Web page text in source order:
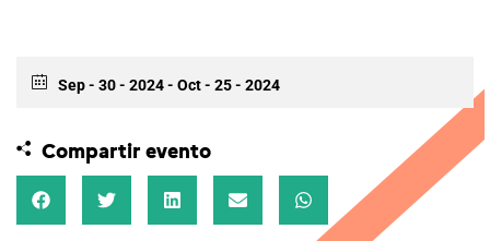
Sep - 30 - 2024- Oct - 25 - 2024
Compartir evento